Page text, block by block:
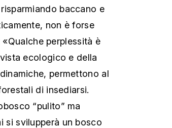
baccano e
non è forse
perplessità è
ecologico e della
permettono al
di insediarsi.
“pulito” ma
si svilupperà un bosco